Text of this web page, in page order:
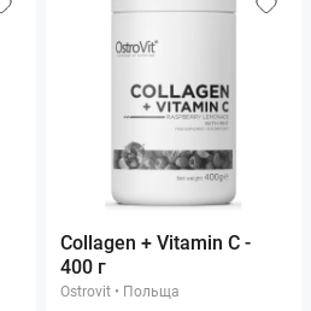
Collagen + Vitamin C -
400 г
Ostrovit • Польща